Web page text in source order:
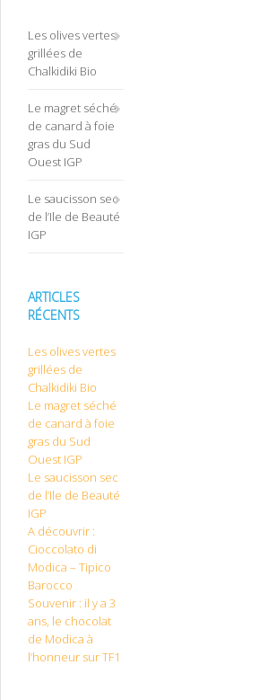
Les olives vertes
grillées de
Chalkidiki Bio
Le magret séché
de canard à foie
gras du Sud
Ouest IGP
Le saucisson sec
de l’Ile de Beauté
IGP
ARTICLES
RÉCENTS
Les olives vertes
grillées de
Chalkidiki Bio
Le magret séché
de canard à foie
gras du Sud
Ouest IGP
Le saucisson sec
de l’Ile de Beauté
IGP
A découvrir :
Cioccolato di
Modica – Tipico
Barocco
Souvenir : il y a 3
ans, le chocolat
de Modica à
l’honneur sur TF1